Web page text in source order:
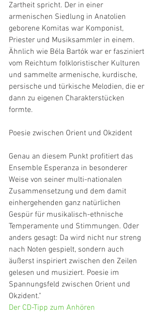
Zartheit spricht. Der in einer
armenischen Siedlung in Anatolien
geborene Komitas war Komponist,
Priester und Musiksammler in einem.
Ähnlich wie Béla Bartók war er fasziniert
vom Reichtum folkloristischer Kulturen
und sammelte armenische, kurdische,
persische und türkische Melodien, die er
dann zu eigenen Charakterstücken
formte.
Poesie zwischen Orient und Okzident
Genau an diesem Punkt profitiert das
Ensemble Esperanza in besonderer
Weise von seiner multi-nationalen
Zusammensetzung und dem damit
einhergehenden ganz natürlichen
Gespür für musikalisch-ethnische
Temperamente und Stimmungen. Oder
anders gesagt: Da wird nicht nur streng
nach Noten gespielt, sondern auch
äußerst inspiriert zwischen den Zeilen
gelesen und musiziert. Poesie im
Spannungsfeld zwischen Orient und
Okzident."
Der CD-Tipp zum Anhören